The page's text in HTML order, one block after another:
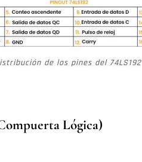
de los pines del 74LS192
Lógica)